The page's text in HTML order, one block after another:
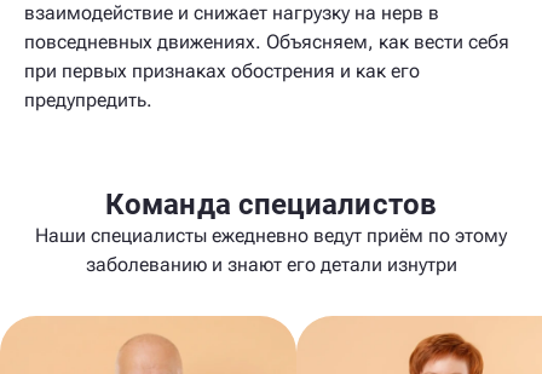
взаимодействие и снижает нагрузку на нерв в
повседневных движениях. Объясняем, как вести себя
при первых признаках обострения и как его
предупредить.
Команда специалистов
Наши специалисты ежедневно ведут приём по этому
заболеванию и знают его детали изнутри